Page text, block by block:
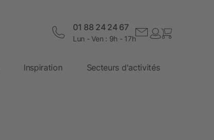
01 88 24 24 67
Lun - Ven : 9h - 17h
Inspiration Secteurs d'activités